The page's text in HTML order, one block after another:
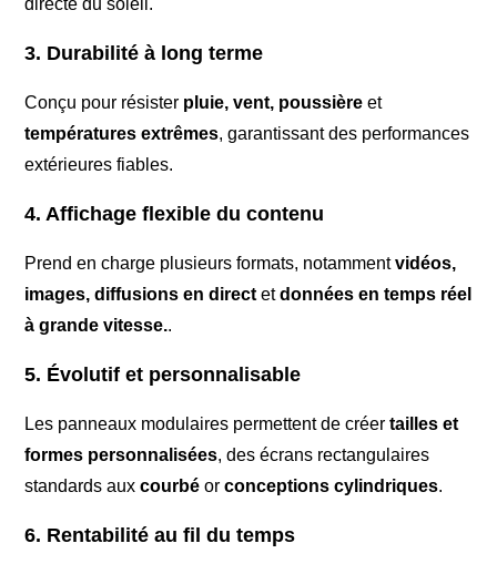
directe du soleil.
3. Durabilité à long terme
Conçu pour résister pluie, vent, poussière et
températures extrêmes, garantissant des performances
extérieures fiables.
4. Affichage flexible du contenu
Prend en charge plusieurs formats, notammentvidéos,
images, diffusions en direct etdonnées en temps réel
à grande vitesse..
5. Évolutif et personnalisable
Les panneaux modulaires permettent de créertailles et
formes personnalisées, des écrans rectangulaires
standards auxcourbé orconceptions cylindriques.
6. Rentabilité au fil du temps